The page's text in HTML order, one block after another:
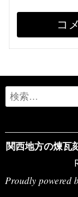
Search
for:
関西地方の煉瓦
Proudly powered